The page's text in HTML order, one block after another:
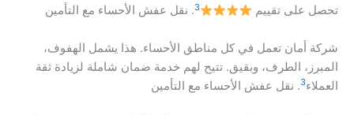
تحصل على تقييم
3. نقل عفش الأحساء مع التأمين
شركة أمان تعمل في كل مناطق الأحساء. هذا يشمل الهفوف،
المبرز، الطرف، وبقيق. تتيح لهم خدمة ضمان شاملة لزيادة ثقة
العملاء3. نقل عفش الأحساء مع التأمين